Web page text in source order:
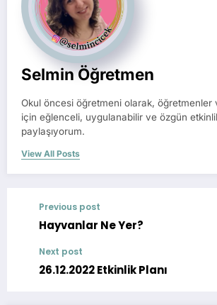
Selmin Öğretmen
Okul öncesi öğretmeni olarak, öğretmenler
için eğlenceli, uygulanabilir ve özgün
paylaşıyorum.
View All Posts
Previous post
Hayvanlar Ne Yer?
Next post
26.12.2022 Etkinlik Planı